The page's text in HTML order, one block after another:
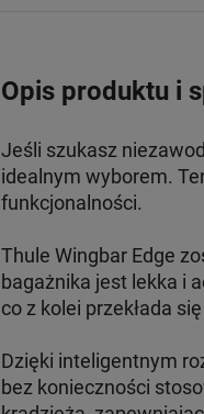
Opis produktu i
Jeśli szukasz
idealnym wyborem.
funkcjonalności.
Thule Wingbar Edge
bagażnika jest lekka i
co z kolei przekłada
Dzięki inteligentnym
bez konieczności